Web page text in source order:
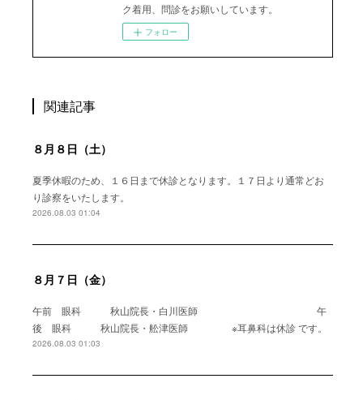
ク着用、問診をお願いしています。
フォロー
関連記事
８月８日（土）
夏季休暇のため、１６日まで休診となります。１７日より通常どお
り診察をいたします。
2026.08.03 01:04
８月７日（金）
午前 眼科 秋山院長・白川医師 午
後 眼科 秋山院長・舩津医師 ※耳鼻科は休診 です。
2026.08.03 01:03